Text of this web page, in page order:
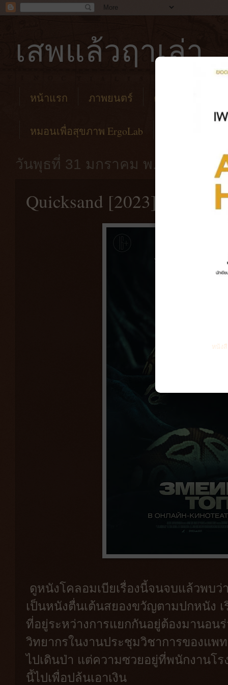
เสพแล้วฤาเล่า
หน้าแรก ภาพยนตร์ คาเฟ่
หมอนเพื่อสุขภาพ ErgoLab
วันพุธที่ 31 มกราคม พ.ศ. 2567
Quicksand [2023] อุปสร
ดูหนังโคลอมเบียเรื่องนี้จนจบแล้วพบ
เป็นหนังตื่นเต้นสยองขวัญตามปกหนัง เ
ที่อยู่ระหว่างการแยกกันอยู่ต้องมานอน
วิทยากรในงานประชุมวิชาการของแพ
ไปเดินป่า แต่ความซวยอยู่ที่พนักงานโ
นี้ไปเพื่อปล้นเอาเงิน
หนัง